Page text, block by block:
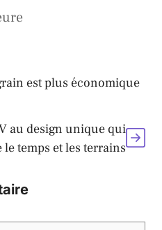
est plus économique
au design unique qui
le temps et les terrains